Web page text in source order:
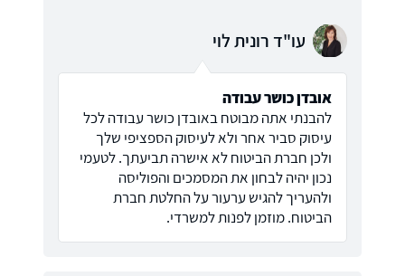
עו"ד רונית לוי
אובדן כושר עבודה
להבנתי אתה מבוטח באובדן כושר עבודה לכל
עיסוק סביר אחר ולא לעיסוק הספציפי שלך
ולכן חברת הביטוח לא אישרה תביעתך. לטעמי
נכון יהיה לבחון את המסמכים והפוליסה
ולהעריך להגיש ערעור על החלטת חברת
הביטוח. מוזמן לפנות למשרדי.